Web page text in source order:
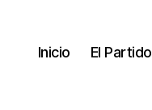
Inicio El Partido